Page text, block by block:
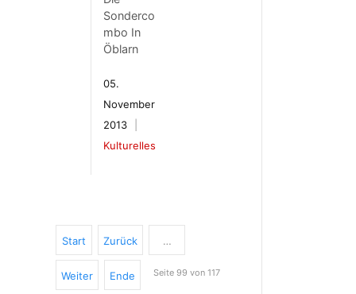
Sonderco
mbo In
Öblarn
05.
November
2013
Kulturelles
Start Zurück …
Weiter Ende Seite 99 von 117